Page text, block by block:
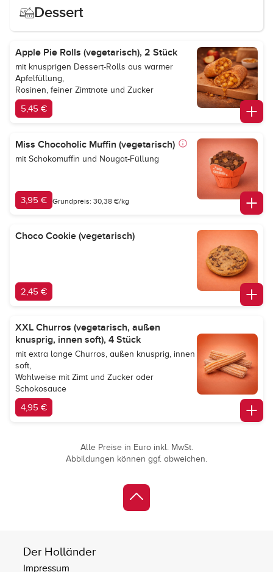
Dessert
Apple Pie Rolls (vegetarisch), 2 Stück
mit knusprigen Dessert-Rolls aus warmer
Apfelfüllung,
Rosinen, feiner Zimtnote und Zucker
5,45 €
Miss Chocoholic Muffin (vegetarisch)
mit Schokomuffin und Nougat-Füllung
3,95 € Grundpreis: 30,38 €/kg
Choco Cookie (vegetarisch)
2,45 €
XXL Churros (vegetarisch, außen
knusprig, innen soft), 4 Stück
mit extra lange Churros, außen knusprig, innen
soft,
Wahlweise mit Zimt und Zucker oder
Schokosauce
4,95 €
Alle Preise in Euro inkl. MwSt.
Abbildungen können ggf. abweichen.
Der Holländer
Impressum